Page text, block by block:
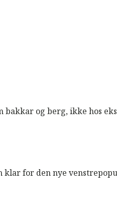
bakkar og berg, ikke hos
for den nye